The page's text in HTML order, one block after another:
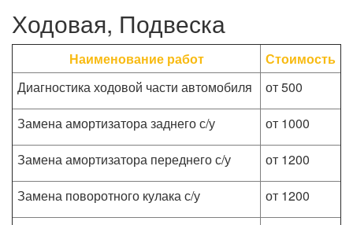
Ходовая, Подвеска
Наименование работ
Стоимость
Диагностика ходовой части автомобиля
от 500
Замена амортизатора заднего с/у
от 1000
Замена амортизатора переднего с/у
от 1200
Замена поворотного кулака с/у
от 1200